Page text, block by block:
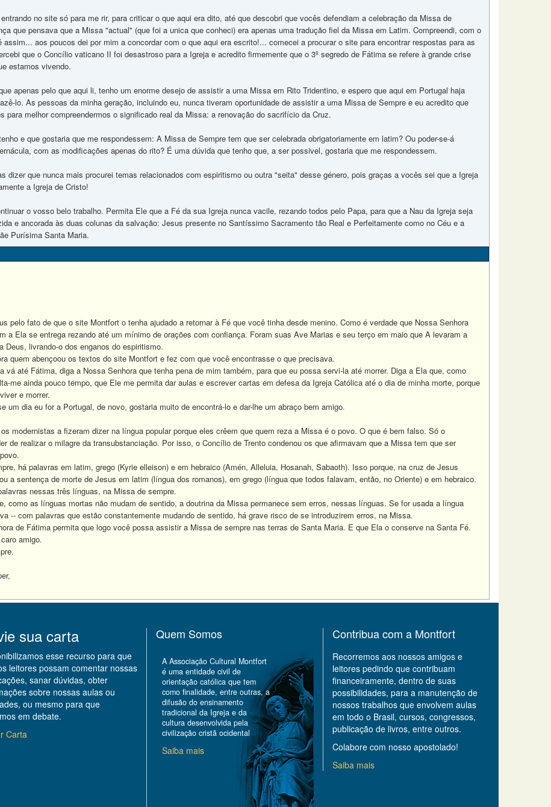
no site só para me rir, para criticar o que aqui era dito, até que descobri que vocês defendiam a celebração da Missa de
que pensava que a Missa "actual" (que foi a unica que conheci) era apenas uma tradução fiel da Missa em Latim. Compreendi, com o
assim... aos poucos dei por mim a concordar com o que aqui era escrito!... comecei a procurar o site para encontrar respostas para as
que o Concílio vaticano II foi desastroso para a Igreja e acredito firmemente que o 3º segredo de Fátima se refere à grande crise
estamos vivendo.
apenas pelo que aqui li, tenho um enorme desejo de assistir a uma Missa em Rito Tridentino, e espero que aqui em Portugal haja
lo. As pessoas da minha geração, incluindo eu, nunca tiveram oportunidade de assistir a uma Missa de Sempre e eu acredito que
para melhor compreendermos o significado real da Missa: a renovação do sacrifício da Cruz.
e que gostaria que me respondessem: A Missa de Sempre tem que ser celebrada obrigatoriamente em latim? Ou poder-se-á
com as modificações apenas do rito? É uma dúvida que tenho que, a ser possivel, gostaria que me respondessem.
dizer que nunca mais procurei temas relacionados com espiritismo ou outra "seita" desse género, pois graças a vocês sei que a Igreja
a Igreja de Cristo!
o vosso belo trabalho. Permita Ele que a Fé da sua Igreja nunca vacile, rezando todos pelo Papa, para que a Nau da Igreja seja
e ancorada às duas colunas da salvação: Jesus presente no Santíssimo Sacramento tão Real e Perfeitamente como no Céu e a
Purísima Santa Maria.
pelo fato de que o site Montfort o tenha ajudado a retornar à Fé que você tinha desde menino. Como é verdade que Nossa Senhora
a Ela se entrega rezando até um mínimo de orações com confiança. Foram suas Ave Marias e seu terço em maio que A levaram a
Deus, livrando-o dos enganos do espiritismo.
quem abençoou os textos do site Montfort e fez com que você encontrasse o que precisava.
até Fátima, diga a Nossa Senhora que tenha pena de mim também, para que eu possa servi-la até morrer. Diga a Ela que, como
me ainda pouco tempo, que Ele me permita dar aulas e escrever cartas em defesa da Igreja Católica até o dia de minha morte, porque
e morrer.
dia eu for a Portugal, de novo, gostaria muito de encontrá-lo e dar-lhe um abraço bem amigo.
modernistas a fizeram dizer na língua popular porque eles crêem que quem reza a Missa é o povo. O que é bem falso. Só o
de realizar o milagre da transubstanciação. Por isso, o Concílio de Trento condenou os que afirmavam que a Missa tem que ser
há palavras em latim, grego (Kyrie elleison) e em hebraico (Amén, Alleluia, Hosanah, Sabaoth). Isso porque, na cruz de Jesus
a sentença de morte de Jesus em latim (língua dos romanos), em grego (língua que todos falavam, então, no Oriente) e em hebraico.
nessas três línguas, na Missa de sempre.
como as línguas mortas não mudam de sentido, a doutrina da Missa permanece sem erros, nessas línguas. Se for usada a língua
-- com palavras que estão constantemente mudando de sentido, há grave risco de se introduzirem erros, na Missa.
de Fátima permita que logo você possa assistir a Missa de sempre nas terras de Santa Maria. E que Ela o conserve na Santa Fé.
amigo.
sua carta
esse recurso para que
leitores possam comentar nossas
sanar dúvidas, obter
sobre nossas aulas ou
ou mesmo para que
em debate.
Carta
Quem Somos
A Associação Cultural Montfort
é uma entidade civil de
orientação católica que tem
como finalidade, entre outras, a
difusão do ensinamento
tradicional da Igreja e da
cultura desenvolvida pela
civilização cristã ocidental
Saiba mais
Contribua com a Montfort
Recorremos aos nossos amigos e
leitores pedindo que contribuam
financeiramente, dentro de suas
possibilidades, para a manutenção de
nossos trabalhos que envolvem aulas
em todo o Brasil, cursos, congressos,
publicação de livros, entre outros.
Colabore com nosso apostolado!
Saiba mais